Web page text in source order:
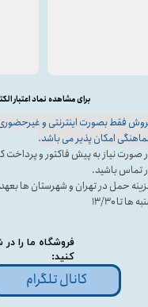
فروشگاه ما را
کنید:
فقط بصورت اینترنتی و
امکان پذیر می باشد.
تماس باشید.
حمل در تهران و شهرستان ها
ها تا ۱۳/۳۰
برای مشاهده نماد اعتبار
کانال تلگرام